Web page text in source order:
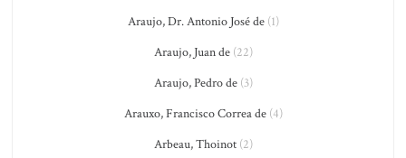
Araujo, Dr. Antonio José de(1)
Araujo, Juan de(22)
Araujo, Pedro de(3)
Arauxo, Francisco Correa de(4)
Arbeau, Thoinot(2)